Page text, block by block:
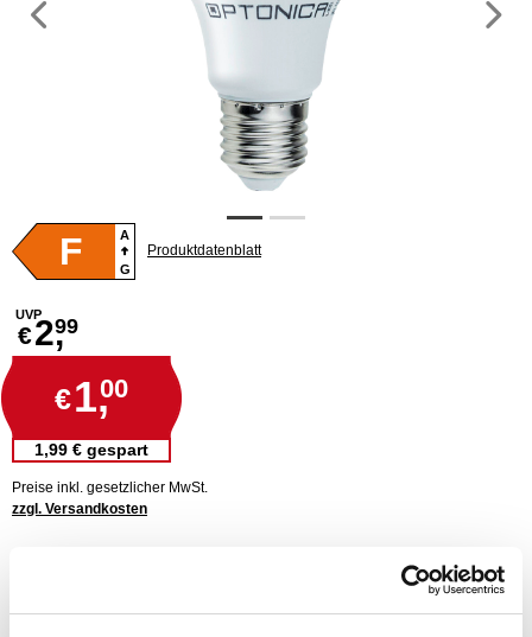
Vorheriges
A
G
F Produktdatenblatt
UVP
€2,99
€1,00
1,99 € gespart
Preise inkl. gesetzlicher MwSt.
zzgl. Versandkosten
80% geringerer Energieverbrauch zu Standardglühlampen